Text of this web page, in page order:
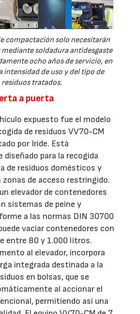
compactación solo necesitarán
mediante soldadura antidesgaste
ocho años de servicio, en
intensidad de uso y del tipo de
residuos tratados.
a puerta
expuesto fue el modelo
de residuos VV70-CM
por Iride. Está
diseñado para la recogida
de residuos domésticos y
zonas de acceso restringido.
elevador de contenedores
sistemas de peine y
a las normas DIN 30700
vaciar contenedores con
entre 80 y 1.000 litros.
al elevador, incorpora
integrada destinada a la
en bolsas, que se
al accionar el
permitiendo así una